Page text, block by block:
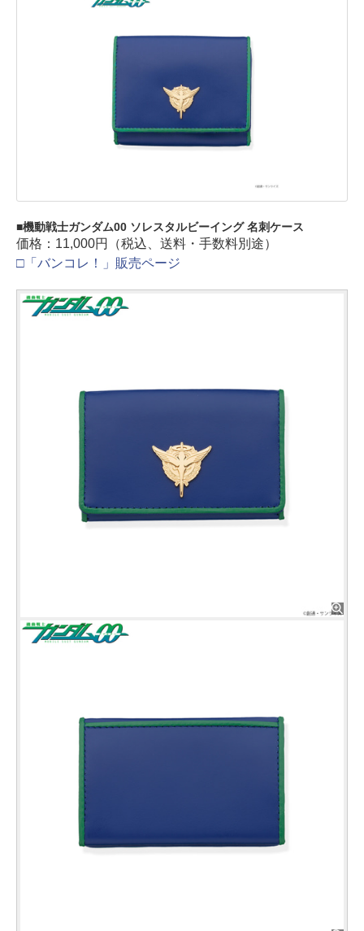
機動戦士ガンダム00 ソレスタルビーイング 名刺ケース
価格：11,000円（税込、送料・手数料別途）
□「バンコレ！」販売ページ